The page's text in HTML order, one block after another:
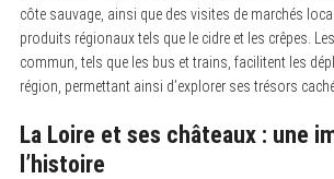
côte sauvage, ainsi que des visites de marchés
produits régionaux tels que le cidre et les crêpes.
commun, tels que les bus et trains, facilitent les
région, permettant ainsi d’explorer ses trésors
La Loire et ses châteaux : une
l’histoire